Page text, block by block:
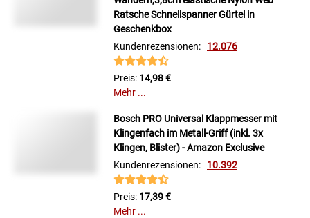
Ratsche Schnellspanner Gürtel in
Geschenkbox
Kundenrezensionen: 12.076
Preis: 14,98 €
Mehr ...
Bosch PRO Universal Klappmesser mit
Klingenfach im Metall-Griff (inkl. 3x
Klingen, Blister) - Amazon Exclusive
Kundenrezensionen: 10.392
Preis: 17,39 €
Mehr ...